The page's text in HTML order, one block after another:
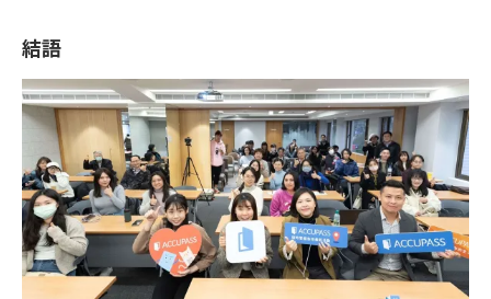
結語